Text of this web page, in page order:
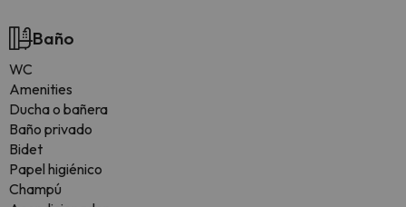
Baño
WC
Amenities
Ducha o bañera
Baño privado
Bidet
Papel higiénico
Champú